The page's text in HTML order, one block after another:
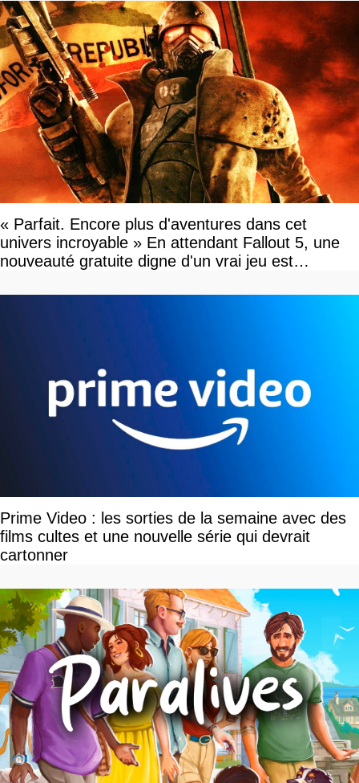
« Parfait. Encore plus d'aventures dans cet
univers incroyable » En attendant Fallout 5, une
nouveauté gratuite digne d'un vrai jeu est
Prime Video : les sorties de la semaine avec des
films cultes et une nouvelle série qui devrait
cartonner